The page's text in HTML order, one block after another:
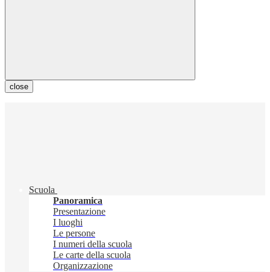
close
Scuola
Panoramica
Presentazione
I luoghi
Le persone
I numeri della scuola
Le carte della scuola
Organizzazione